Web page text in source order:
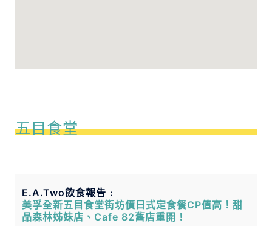
五目食堂
E.A.Two飲食報告﹕
美孚全新五目食堂街坊價日式定食餐CP值高！甜
品森林姊妹店、Cafe 82舊店重開！